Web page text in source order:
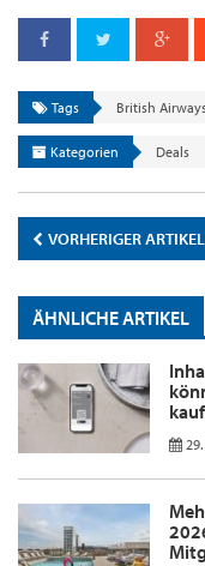
Tags British
Kategorien Deals
VORHERIGER ARTIKEL
ÄHNLICHE ARTIKEL